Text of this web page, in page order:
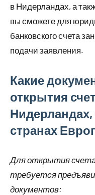
в Нидерландах, а
вы сможете для
банковского счета
подачи заявления.
Какие
открытия
Нидерландах,
странах
Для открытия
требуется
документов: